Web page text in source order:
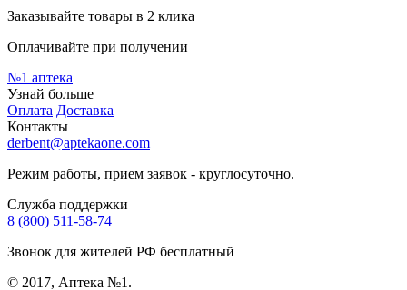
Заказывайте товары в 2 клика
Оплачивайте при получении
№1 аптека
Узнай больше
Оплата Доставка
Контакты
derbent@aptekaone.com
Режим работы, прием заявок - круглосуточно.
Служба поддержки
8 (800) 511-58-74
Звонок для жителей РФ бесплатный
© 2017, Аптека №1.